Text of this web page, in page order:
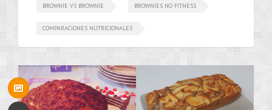
BROWNIE VS BROWNIE BROWNIES NO FITNESS
COMPARACIONES NUTRICIONALES